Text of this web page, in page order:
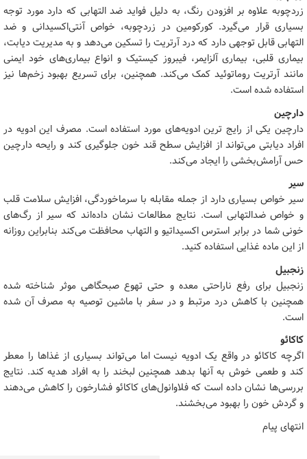
زردچوبه علاوه بر افزودن رنگ، به دلیل فواید ضد التهابی که دارد مورد توجه
بسیاری قرار می‌گیرد. کورکومین در زردچوبه، خواص آنتی‌اکسیدانی و ضد
التهابی قابل توجهی دارد که درد آرتریت را تسکین می‌دهد و به مدیریت دیابت،
بیماری قلبی، بیماری آلزایمر، فیبروز کیستیک و انواع بیماری‌های خود ایمنی
مانند آرتریت روماتوئید کمک می‌کند. همچنین، برای تسریع بهبود زخم‌ها نیز
استفاده شده است.
دارچین
دارچین یکی از رایج ترین ادویه‌های مورد استفاده است. مصرف این ادویه در
افراد دیابتی می‌تواند از افزایش سطح قند خون جلوگیری کند و رایحه دارچین
حس آرامش‌بخشی را ایجاد می‌کند.
سیر
سیر خواص بسیاری دارد از جمله مقابله با سرماخوردگی، افزایش سلامت قلب
و خواص ضدالتهابی است. نتایج مطالعات نشان داده‌اند که سیر از رگ‌های
خونی شما در برابر استرس اکسیداتیو و التهاب محافظت می‌کند بنابراین روزانه
از این ماده غذایی استفاده کنید.
زنجبیل
زنجبیل برای رفع ناراحتی معده و حتی تهوع صبحگاهی موثر شناخته شده
همچنین با کاهش درد مرتبط و در سفر با ماشین توصیه به مصرف آن شده
است.
کاکائو
اگرچه کاکائو در واقع یک ادویه نیست اما می‌تواند بسیاری از غذاها را معطر
کند و طعمی خوش به آنها بدهد همچنین لبخند را به افراد هدیه کند. نتایج
بررسی‌ها نشان داده است که فلاوانول‌های کاکائو فشارخون را کاهش می‌دهند
و گردش خون را بهبود می‌بخشند.
انتهای پیام